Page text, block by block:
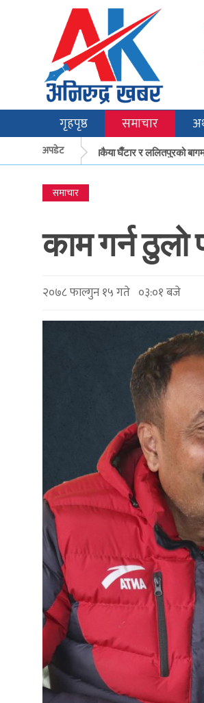
गृहपृष्ठ समाचार
अपडेट
मकवानपुरको बकैया घैँटार र ललितपुरको बागमती
समाचार
काम गर्न ठुलो
२०७८ फाल्गुन १५ गते ०३:०१ बजे